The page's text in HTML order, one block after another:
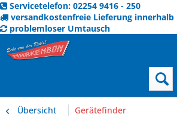
Servicetelefon: 02254 9416 - 250
versandkostenfreie Lieferung innerhalb
problemloser Umtausch
Übersicht Gerätefinder